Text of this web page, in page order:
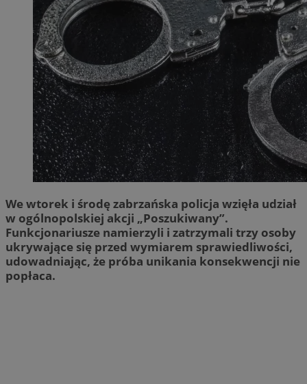
We wtorek i środę zabrzańska policja wzięła udział
w ogólnopolskiej akcji „Poszukiwany”.
Funkcjonariusze namierzyli i zatrzymali trzy osoby
ukrywające się przed wymiarem sprawiedliwości,
udowadniając, że próba unikania konsekwencji nie
popłaca.